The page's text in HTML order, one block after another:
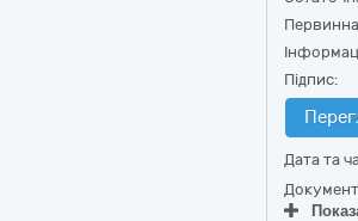
Підпис:
Дата та